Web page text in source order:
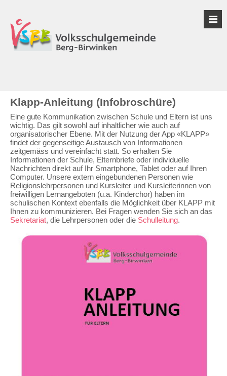
Klapp-Anleitung (Infobroschüre)
Eine gute Kommunikation zwischen Schule und Eltern ist uns
wichtig. Das gilt sowohl auf inhaltlicher wie auch auf
organisatorischer Ebene. Mit der Nutzung der App «KLAPP»
findet der gegenseitige Austausch von Informationen
zeitgemäss und vereinfacht statt. So erhalten Sie
Informationen der Schule, Elternbriefe oder individuelle
Nachrichten direkt auf Ihr Smartphone, Tablet oder auf Ihren
Computer. Unsere extern eingebundenen Personen wie
Religionslehrpersonen und Kursleiter und Kursleiterinnen von
freiwilligen Lernangeboten (u.a. Kinderchor) haben im
schulischen Kontext ebenfalls die Möglichkeit über KLAPP mit
Ihnen zu kommunizieren. Bei Fragen wenden Sie sich an das
Sekretariat, die Lehrpersonen oder die Schulleitung.